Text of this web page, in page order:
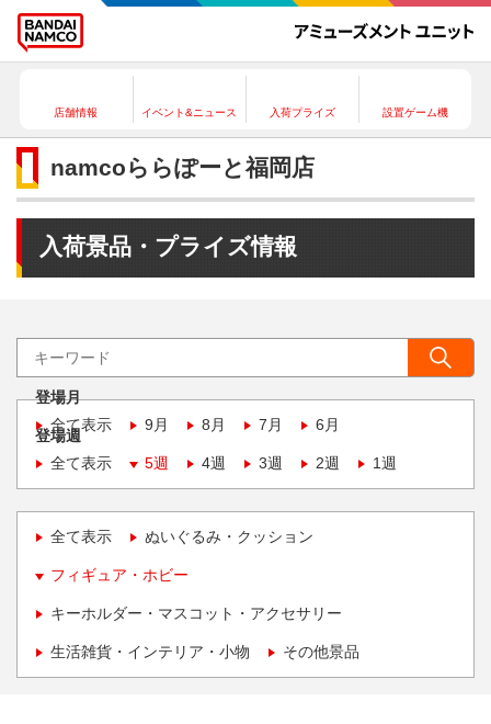
店舗情報 イベント&ニュース 入荷プライズ 設置ゲーム機
namcoららぽーと福岡店
入荷景品・プライズ情報
登場月
全て表示
9月 8月 7月 6月
登場週
全て表示
5週 4週 3週 2週 1週
全て表示 ぬいぐるみ・クッション
フィギュア・ホビー
キーホルダー・マスコット・アクセサリー
生活雑貨・インテリア・小物 その他景品